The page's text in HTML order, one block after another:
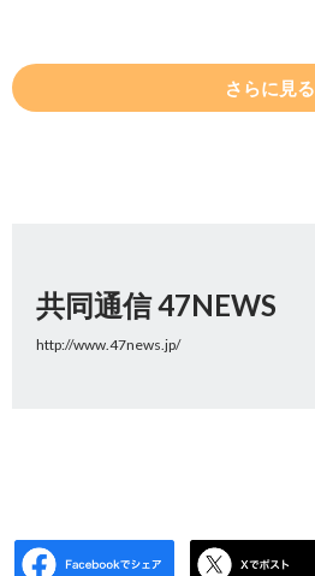
さらに見る
共同通信 47NEWS
http://www.47news.jp/